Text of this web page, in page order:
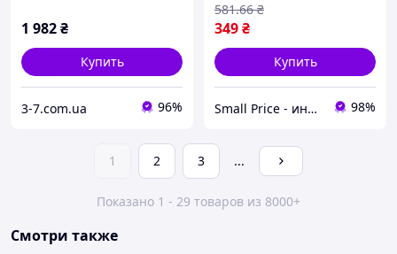
1 982₴
Купить
3-7.com.ua 96%
349₴
581.66 ₴
Купить
Small Price - интернет-магазин товаров для дома 98%
1 2 3 ...
Показано 1 - 29 товаров из 8000+
Смотри также